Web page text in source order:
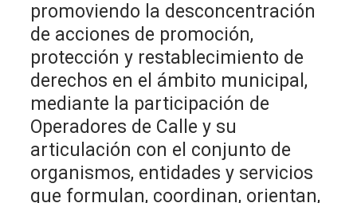
promoviendo la desconcentración
de acciones de promoción,
protección y restablecimiento de
derechos en el ámbito municipal,
mediante la participación de
Operadores de Calle y su
articulación con el conjunto de
organismos, entidades y servicios
que formulan, coordinan, orientan,